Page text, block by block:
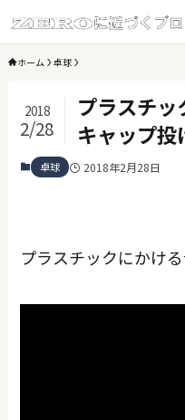
ホーム 卓球
プラスチ
キャップ投
2018
2/28
卓球 2018年2月28日
プラスチックにかける